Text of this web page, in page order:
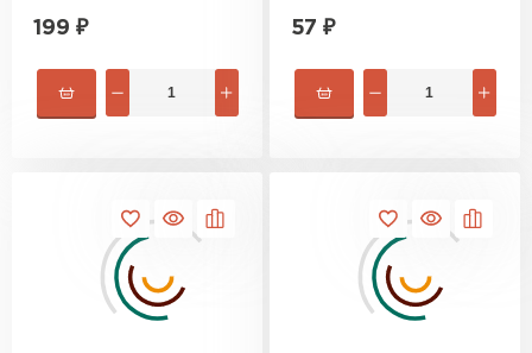
199 ₽ 57 ₽